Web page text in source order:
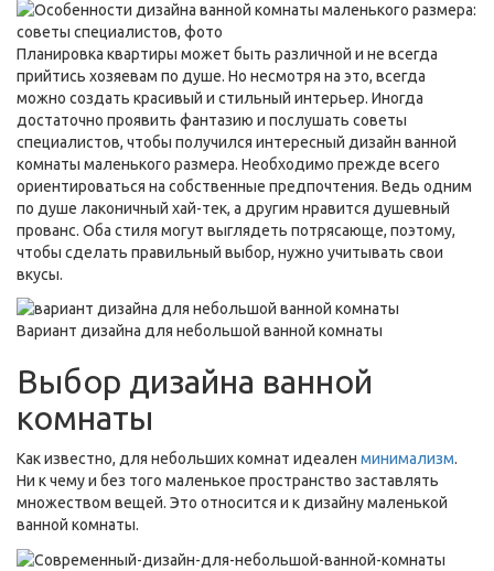
Планировка квартиры может быть различной и не всегда
прийтись хозяевам по душе. Но несмотря на это, всегда
можно создать красивый и стильный интерьер. Иногда
достаточно проявить фантазию и послушать советы
специалистов, чтобы получился интересный дизайн ванной
комнаты маленького размера. Необходимо прежде всего
ориентироваться на собственные предпочтения. Ведь одним
по душе лаконичный хай-тек, а другим нравится душевный
прованс. Оба стиля могут выглядеть потрясающе, поэтому,
чтобы сделать правильный выбор, нужно учитывать свои
вкусы.
Вариант дизайна для небольшой ванной комнаты
Выбор дизайна ванной
комнаты
Как известно, для небольших комнат идеален минимализм.
Ни к чему и без того маленькое пространство заставлять
множеством вещей. Это относится и к дизайну маленькой
ванной комнаты.